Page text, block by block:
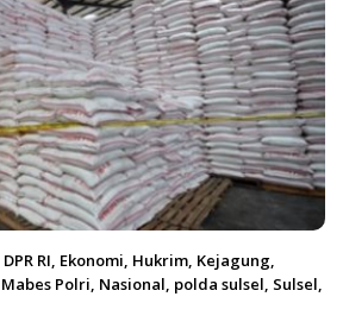
DPR RI, Ekonomi, Hukrim, Kejagung,
Mabes Polri, Nasional, polda sulsel, Sulsel,